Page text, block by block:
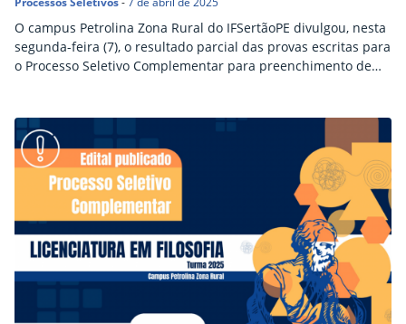
O campus Petrolina Zona Rural do IFSertãoPE divulgou, nesta
segunda-feira (7), o resultado parcial das provas escritas para
o Processo Seletivo Complementar para preenchimento de
recurso até esta terça-feira (8), através de preenchimento de
formulário eletrônico (clique aqui). O resultado final está
previsto…